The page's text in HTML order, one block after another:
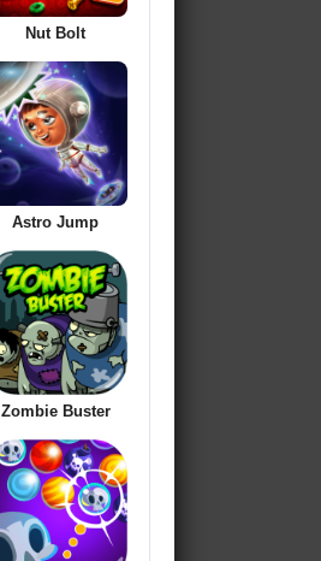
Nut Bolt
Astro Jump
Zombie Buster